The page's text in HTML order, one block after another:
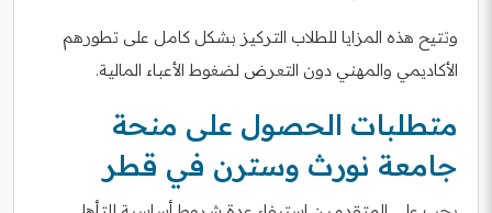
وتتيح هذه المزايا للطلاب التركيز بشكل كامل على تطورهم
الأكاديمي والمهني دون التعرض لضغوط الأعباء المالية.
متطلبات الحصول على منحة
جامعة نورث وسترن في قطر